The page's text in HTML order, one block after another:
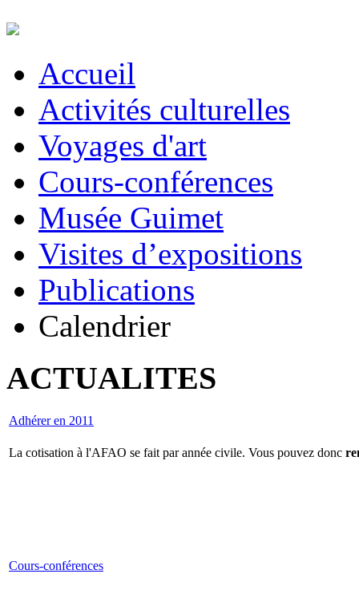
Accueil
Activités culturelles
Voyages d'art
Cours-conférences
Musée Guimet
Visites d’expositions
Publications
Calendrier
ACTUALITES
Adhérer en 2011
La cotisation à l'AFAO se fait par année civile. Vous pouvez donc
Cours-conférences